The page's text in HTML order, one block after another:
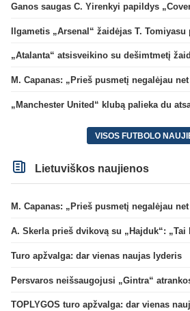
Ganos saugas C. Yirenkyi papildys
„Manchester United“ klubą palieka du
VISOS FUTBOLO
Lietuviškos naujienos
Turo apžvalga: dar vienas naujas lyderis
TOPLYGOS turo apžvalga: dar vienas